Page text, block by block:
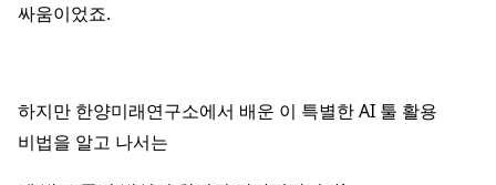
싸움이었죠.
하지만 한양미래연구소에서 배운 이 특별한 AI 툴 활용
비법을 알고 나서는